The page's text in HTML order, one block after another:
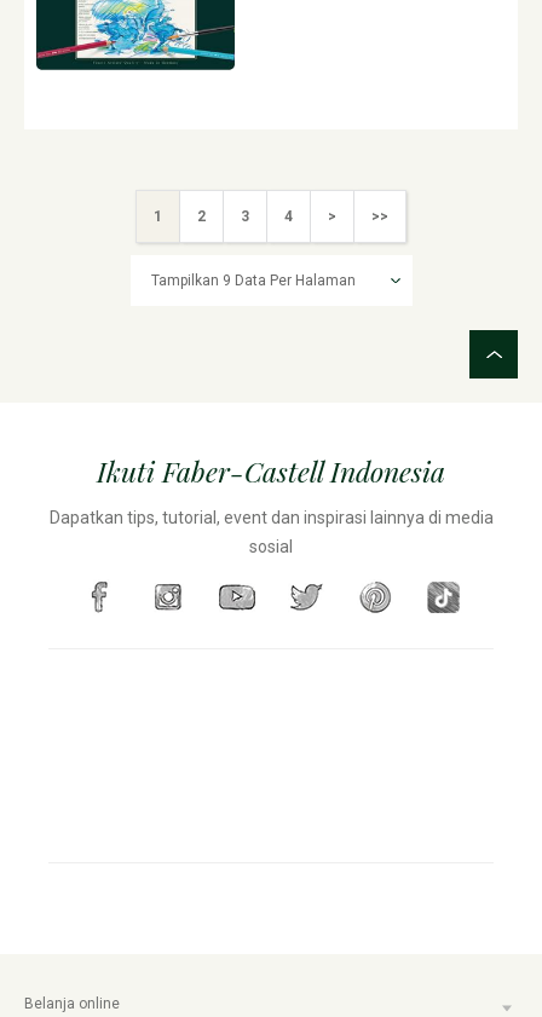
1 2 3 4 > >>
Ikuti Faber-Castell Indonesia
Dapatkan tips, tutorial, event dan inspirasi lainnya di media
sosial
Belanja online